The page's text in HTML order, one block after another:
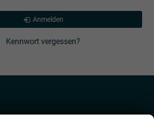
Anmelden
Kennwort vergessen?